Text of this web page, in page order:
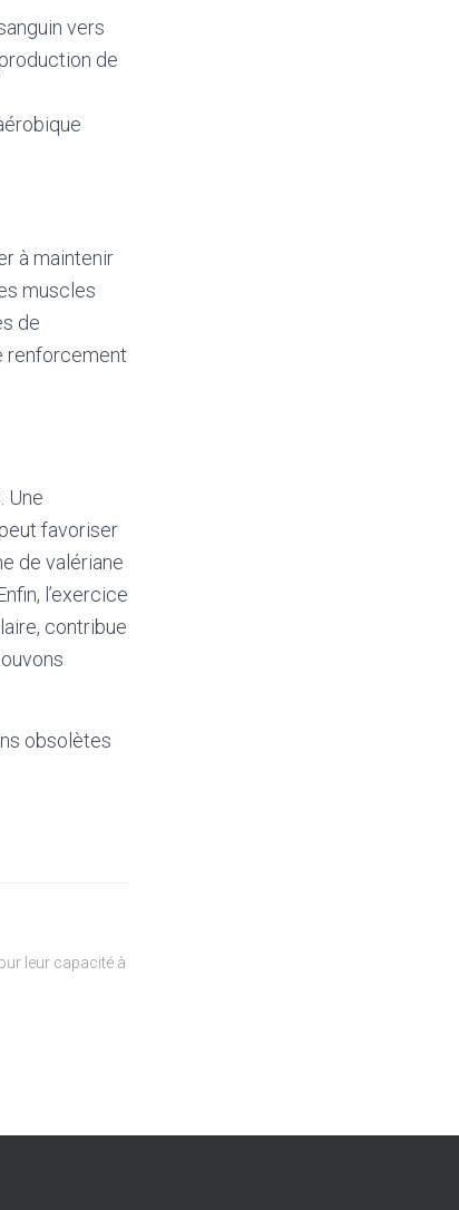
vers
de
à maintenir
muscles
de
renforcement
Une
favoriser
de valériane
l’exercice
contribue
obsolètes
leur capacité à